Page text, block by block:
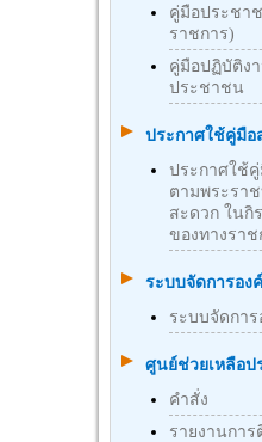
คู่มือประชา
ราชการ)
คู่มือปฏิบัติง
ประชาชน
ประกาศใช้คู่มื
ประกาศใช้
ตามพระรา
สะดวก ใน
ของทางราช
ระบบจัดการอง
ระบบจัดกา
ศูนย์ช่วยเหลือ
คำสั่ง
รายงานกา